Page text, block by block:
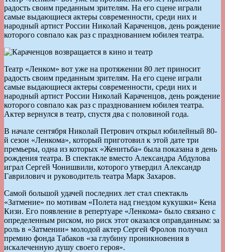
радость своим преданным зрителям. На его сцене играли
самые выдающиеся актеры современности, среди них и
народный артист России Николай Караченцов, день рождение
которого совпало как раз с празднованием юбилея театра.
Театр «Ленком» вот уже на протяжении 80 лет приносит
радость своим преданным зрителям. На его сцене играли
самые выдающиеся актеры современности, среди них и
народный артист России Николай Караченцов, день рождение
которого совпало как раз с празднованием юбилея театра.
Актер вернулся в театр, спустя два с половиной года.
В начале сентября Николай Петрович открыл юбилейный 80-
й сезон «Ленкома», который приготовил к этой дате три
премьеры, одна из которых «Женитьба» была показана в день
рождения театра. В спектакле вместо Александра Абдулова
играл Сергей Чонишвили, которого утвердил Александр
Гаврилович и руководитель театра Марк Захаров.
Самой большой удачей последних лет стал спектакль
«Затмение» по мотивам «Полета над гнездом кукушки» Кена
Кизи. Его появление в репертуаре «Ленкома» было связано с
определенным риском, но риск этот оказался оправданным: за
роль в «Затмении» молодой актер Сергей Фролов получил
премию фонда Табаков «за глубину проникновения в
искалеченную душу своего героя».